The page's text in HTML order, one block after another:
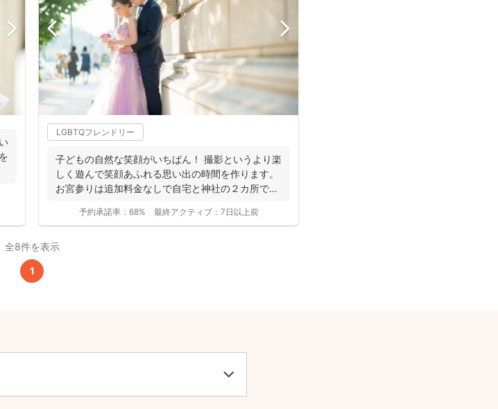
LGBTQフレンドリー
子どもの自然な笑顔がいちばん！ 撮影というより楽
しく遊んで笑顔あふれる思い出の時間を作ります。
お宮参りは追加料金なしで自宅と神社の２カ所で撮
予約承諾率： 68% 最終アクティブ： 7日以上前
全8件を表示
1
めました